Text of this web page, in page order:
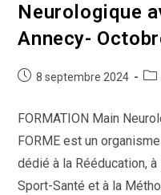
–
Neurologique
Annecy-
Publication
8 septembre 2024
FORMATION Main
FORME est un
dédié à la Rééducation,
Sport-Santé et à la